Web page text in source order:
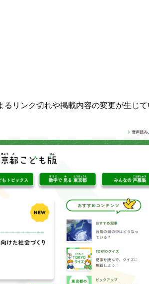
リンク切れや掲載内容の変更が生じ